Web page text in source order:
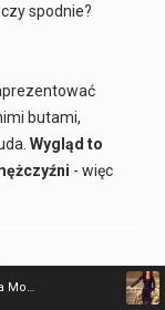
Sukienka Model 170-7 Navy – Numoco
spodnie?
butami,
Wygląd to
- więc